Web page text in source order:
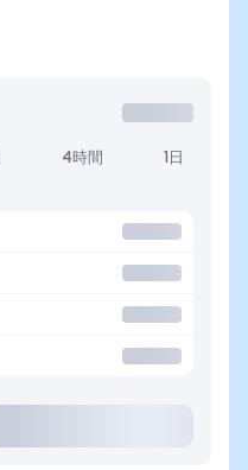
4時間 1日